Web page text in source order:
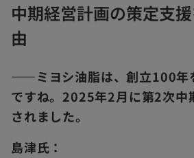
中期経営計画の策定支
由
――ミヨシ油脂は、創立100年
ですね。2025年2月に第2次中
されました。
島津氏：